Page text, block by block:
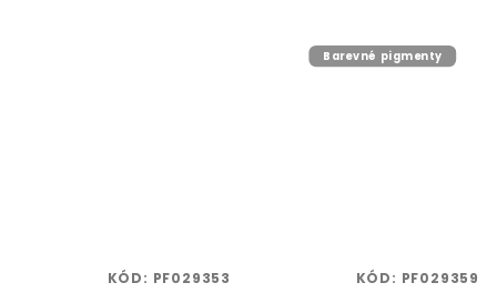
KÓD: PF029353
Barevné pigmenty
KÓD: PF029359